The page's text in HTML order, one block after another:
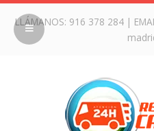
LLÁMANOS: 916 378 284|